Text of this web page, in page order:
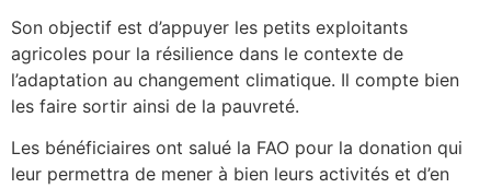
Son objectif est d’appuyer les petits exploitants
agricoles pour la résilience dans le contexte de
l’adaptation au changement climatique. Il compte bien
les faire sortir ainsi de la pauvreté.
Les bénéficiaires ont salué la FAO pour la donation qui
leur permettra de mener à bien leurs activités et d’en